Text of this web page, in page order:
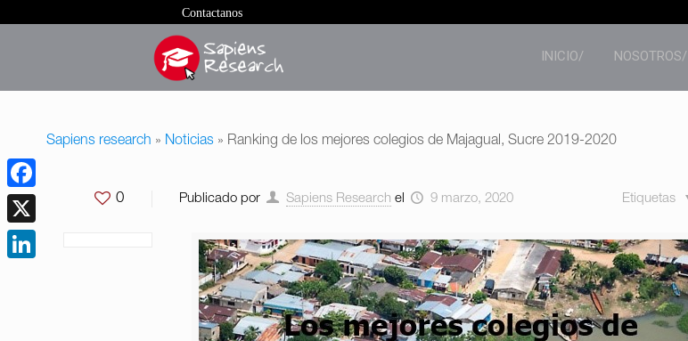
Contactanos
INICIO/ NOSOTROS/
Sapiens research » Noticias » Ranking de los mejores colegios de Majagual, Sucre 2019-2020
0 Publicado por Sapiens Research el 9 marzo, 2020 Etiquetas
Facebook
X